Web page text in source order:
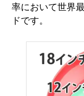
率において世界
ドです。